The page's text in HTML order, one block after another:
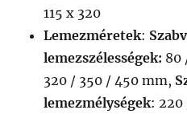
115 x 320
Lemezméretek:
lemezszélességek: 80
320 / 350 / 450 mm,
lemezmélységek: